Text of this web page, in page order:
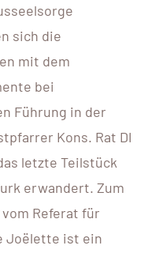
sich die
mit dem
bei
Führung in der
Kons. Rat DI
letzte Teilstück
erwandert. Zum
Referat für
Joëlette ist ein